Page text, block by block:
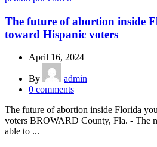
The future of abortion inside
toward Hispanic voters
April 16, 2024
By
admin
0 comments
The future of abortion inside Florida
voters BROWARD County, Fla. - The
able to ...